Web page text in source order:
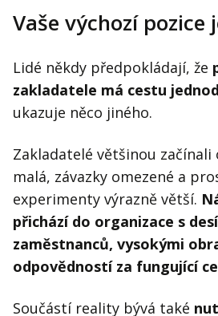
Vaše výchozí pozice
Lidé někdy předpokládají, že
zakladatele má cestu
ukazuje něco jiného.
Zakladatelé většinou začínali
malá, závazky omezené a
experimenty výrazně větší.
přichází do organizace s
zaměstnanců, vysokými
odpovědností za fungující
Součástí reality bývá také